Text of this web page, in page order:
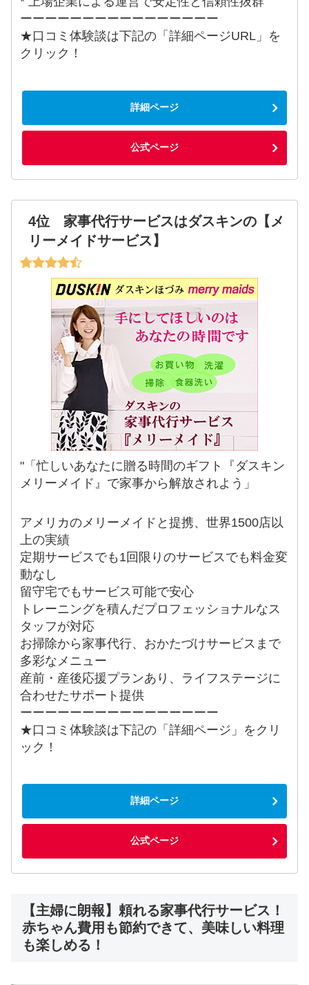
ーーーーーーーーーーーーーーーー
★口コミ体験談は下記の「詳細ページURL」を
クリック！
詳細ページ
公式ページ
4位 家事代行サービスはダスキンの【メ
リーメイドサービス】
"「忙しいあなたに贈る時間のギフト『ダスキン
メリーメイド』で家事から解放されよう」
アメリカのメリーメイドと提携、世界1500店以
上の実績
定期サービスでも1回限りのサービスでも料金変
動なし
留守宅でもサービス可能で安心
トレーニングを積んだプロフェッショナルなス
タッフが対応
お掃除から家事代行、おかたづけサービスまで
多彩なメニュー
産前・産後応援プランあり、ライフステージに
合わせたサポート提供
ーーーーーーーーーーーーーーーー
★口コミ体験談は下記の「詳細ページ」をクリ
ック！
詳細ページ
公式ページ
【主婦に朗報】頼れる家事代行サービス！
赤ちゃん費用も節約できて、美味しい料理
も楽しめる！